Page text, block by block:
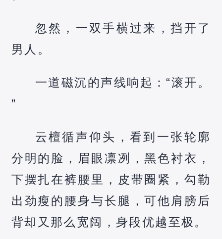
忽然，一双手横过来，挡开了
男人。
一道磁沉的声线响起：“滚开。
”
云檀循声仰头，看到一张轮廓
分明的脸，眉眼凛冽，黑色衬衣，
下摆扎在裤腰里，皮带圈紧，勾勒
出劲瘦的腰身与长腿，可他肩膀后
背却又那么宽阔，身段优越至极。